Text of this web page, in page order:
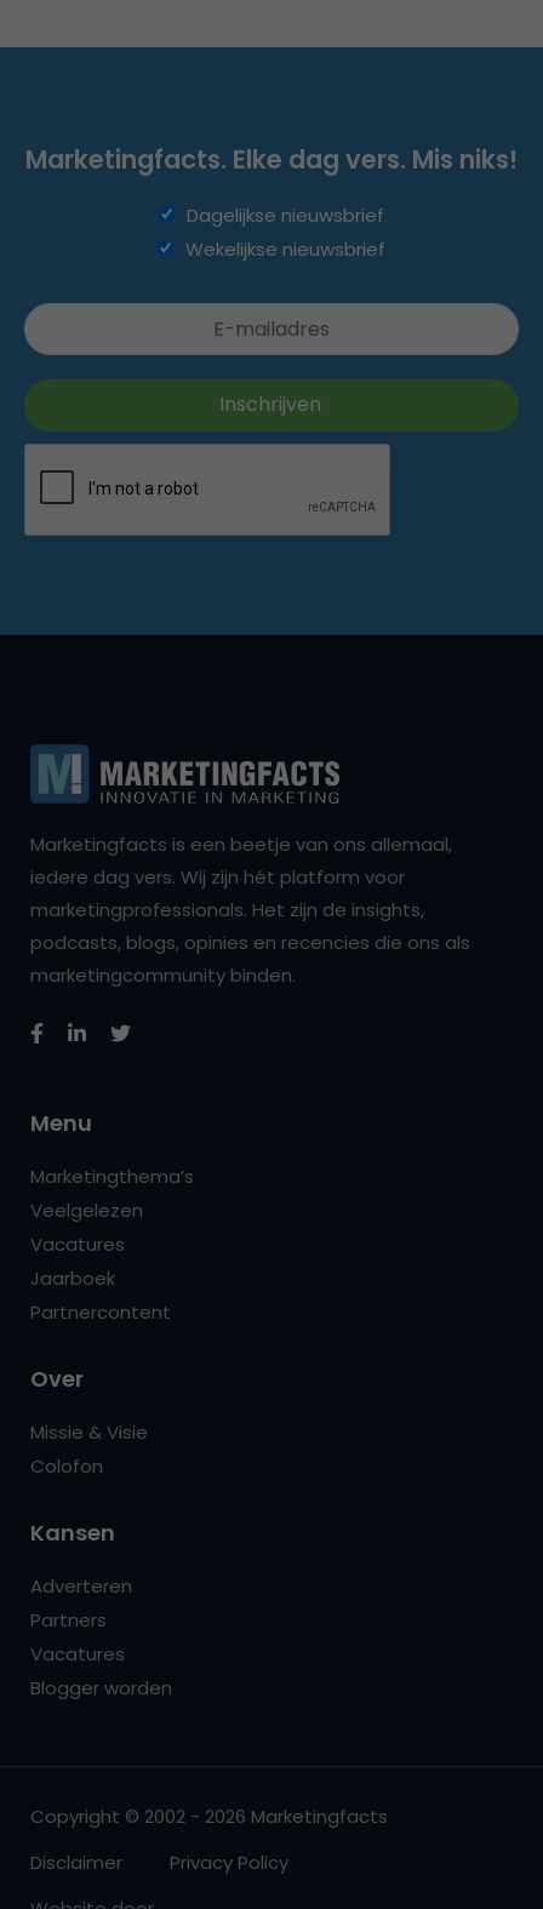
Marketingfacts. Elke dag vers. Mis niks!
Dagelijkse nieuwsbrief
Wekelijkse nieuwsbrief
Marketingfacts is een beetje van ons allemaal,
iedere dag vers. Wij zijn hét platform voor
marketingprofessionals. Het zijn de insights,
podcasts, blogs, opinies en recencies die ons als
marketingcommunity binden.
Menu
Marketingthema’s
Veelgelezen
Vacatures
Jaarboek
Partnercontent
Over
Missie & Visie
Colofon
Kansen
Adverteren
Partners
Vacatures
Blogger worden
Copyright © 2002 - 2026 Marketingfacts
Disclaimer
Privacy Policy